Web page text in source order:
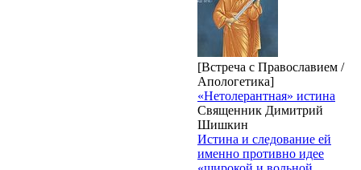
[Встреча с Православием /
Апологетика]
«Нетолерантная» истина
Священник Димитрий
Шишкин
Истина и следование ей
именно противно идее